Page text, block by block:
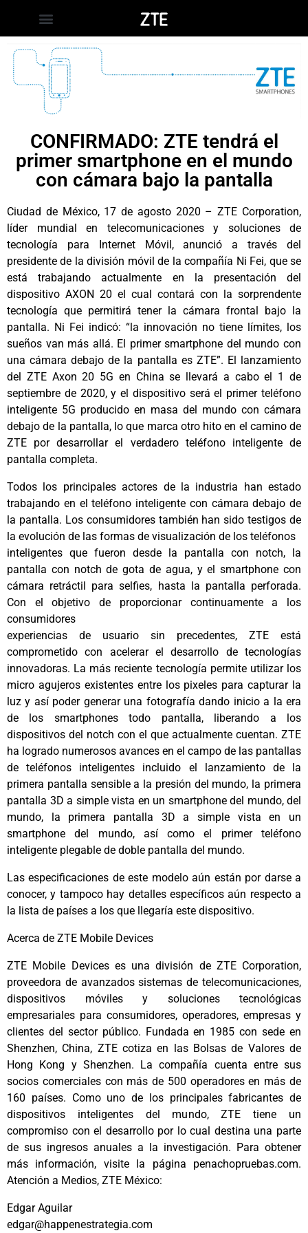
CONFIRMADO: ZTE tendrá el
primer smartphone en el mundo
con cámara bajo la pantalla
Ciudad de México, 17 de agosto 2020 – ZTE Corporation,
líder mundial en telecomunicaciones y soluciones de
tecnología para Internet Móvil, anunció a través del
presidente de la división móvil de la compañía Ni Fei, que se
está trabajando actualmente en la presentación del
dispositivo AXON 20 el cual contará con la sorprendente
tecnología que permitirá tener la cámara frontal bajo la
pantalla. Ni Fei indicó: “la innovación no tiene límites, los
sueños van más allá. El primer smartphone del mundo con
una cámara debajo de la pantalla es ZTE”. El lanzamiento
del ZTE Axon 20 5G en China se llevará a cabo el 1 de
septiembre de 2020, y el dispositivo será el primer teléfono
inteligente 5G producido en masa del mundo con cámara
debajo de la pantalla, lo que marca otro hito en el camino de
ZTE por desarrollar el verdadero teléfono inteligente de
pantalla completa.
Todos los principales actores de la industria han estado
trabajando en el teléfono inteligente con cámara debajo de
la pantalla. Los consumidores también han sido testigos de
la evolución de las formas de visualización de los teléfonos
inteligentes que fueron desde la pantalla con notch, la
pantalla con notch de gota de agua, y el smartphone con
cámara retráctil para selfies, hasta la pantalla perforada.
Con el objetivo de proporcionar continuamente a los
consumidores
experiencias de usuario sin precedentes, ZTE está
comprometido con acelerar el desarrollo de tecnologías
innovadoras. La más reciente tecnología permite utilizar los
micro agujeros existentes entre los pixeles para capturar la
luz y así poder generar una fotografía dando inicio a la era
de los smartphones todo pantalla, liberando a los
dispositivos del notch con el que actualmente cuentan. ZTE
ha logrado numerosos avances en el campo de las pantallas
de teléfonos inteligentes incluido el lanzamiento de la
primera pantalla sensible a la presión del mundo, la primera
pantalla 3D a simple vista en un smartphone del mundo, del
mundo, la primera pantalla 3D a simple vista en un
smartphone del mundo, así como el primer teléfono
inteligente plegable de doble pantalla del mundo.
Las especificaciones de este modelo aún están por darse a
conocer, y tampoco hay detalles específicos aún respecto a
la lista de países a los que llegaría este dispositivo.
Acerca de ZTE Mobile Devices
ZTE Mobile Devices es una división de ZTE Corporation,
proveedora de avanzados sistemas de telecomunicaciones,
dispositivos móviles y soluciones tecnológicas
empresariales para consumidores, operadores, empresas y
clientes del sector público. Fundada en 1985 con sede en
Shenzhen, China, ZTE cotiza en las Bolsas de Valores de
Hong Kong y Shenzhen. La compañía cuenta entre sus
socios comerciales con más de 500 operadores en más de
160 países. Como uno de los principales fabricantes de
dispositivos inteligentes del mundo, ZTE tiene un
compromiso con el desarrollo por lo cual destina una parte
de sus ingresos anuales a la investigación. Para obtener
más información, visite la página penachopruebas.com.
Atención a Medios, ZTE México:
Edgar Aguilar
edgar@happenestrategia.com